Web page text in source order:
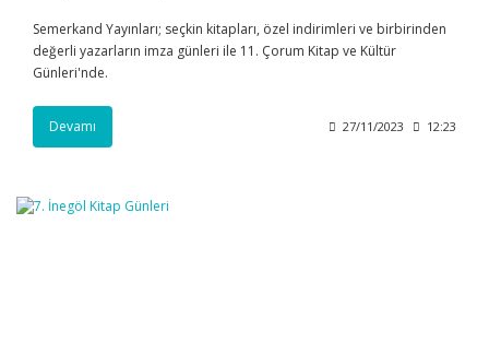
Semerkand Yayınları; seçkin kitapları, özel indirimleri ve birbirinden
değerli yazarların imza günleri ile 11. Çorum Kitap ve Kültür
Günleri'nde.
Devamı 27/11/2023 12:23